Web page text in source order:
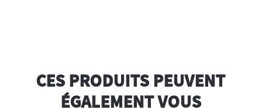
CES PRODUITS PEUVENT
ÉGALEMENT VOUS